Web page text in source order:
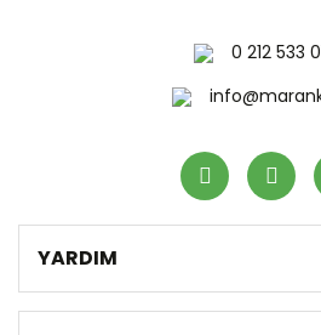
0 212 533
YARDIM